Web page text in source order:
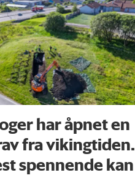
har åpnet en
fra vikingtiden.
spennende kan